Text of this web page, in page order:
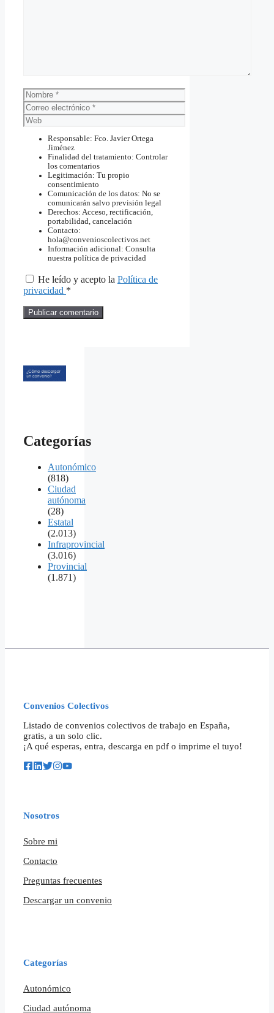
Nombre
Correo
electrónico
Web
Responsable: Fco. Javier Ortega
Jiménez
Finalidad del tratamiento: Controlar
los comentarios
Legitimación: Tu propio
consentimiento
Comunicación de los datos: No se
comunicarán salvo previsión legal
Derechos: Acceso, rectificación,
portabilidad, cancelación
Contacto:
hola@convenioscolectivos.net
Información adicional: Consulta
nuestra política de privacidad
He leído y acepto la Política de
privacidad *
Categorías
Autonómico
(818)
Ciudad
autónoma
(28)
Estatal
(2.013)
Infraprovincial
(3.016)
Provincial
(1.871)
Convenios Colectivos
Listado de convenios colectivos de trabajo en España,
gratis, a un solo clic.
¡A qué esperas, entra, descarga en pdf o imprime el tuyo!
Nosotros
Sobre mi
Contacto
Preguntas frecuentes
Descargar un convenio
Categorías
Autonómico
Ciudad autónoma